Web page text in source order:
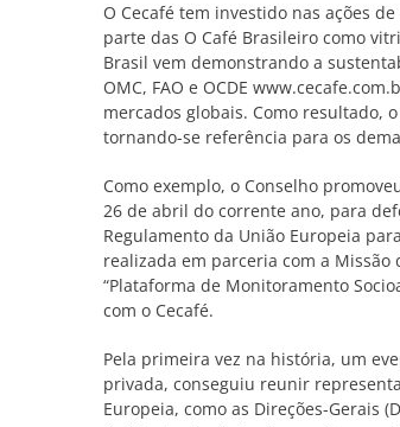
O Cecafé tem investido nas ações
parte das O Café Brasileiro como
Brasil vem demonstrando a
OMC, FAO e OCDE
mercados globais. Como resultado,
tornando-se referência para os
Como exemplo, o Conselho
26 de abril do corrente ano, para
Regulamento da União Europeia
realizada em parceria com a
“Plataforma de Monitoramento
com o Cecafé.
Pela primeira vez na história, um
privada, conseguiu reunir
Europeia, como as Direções-Gerais